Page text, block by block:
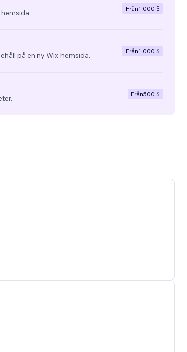
Från1 000 $
på en ny Wix-hemsida.
Från1 000 $
Från500 $